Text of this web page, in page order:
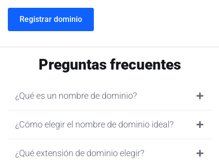
Registrar dominio
Preguntas frecuentes
¿Qué es un nombre de dominio?
¿Cómo elegir el nombre de dominio ideal?
¿Qué extensión de dominio elegir?